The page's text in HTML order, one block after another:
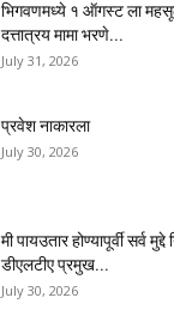
भिगवणमध्ये १ ऑगस्ट ला
दत्तात्रय मामा भरणे...
July 31, 2026
प्रवेश नाकारला
July 30, 2026
मी पायउतार होण्यापूर्वी सर्व
डीएलटीए प्रमुख...
July 30, 2026